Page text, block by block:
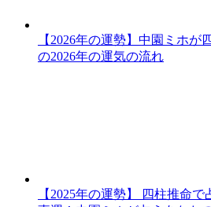
【2026年の運勢】中園ミホが
の2026年の運気の流れ
【2025年の運勢】 四柱推命